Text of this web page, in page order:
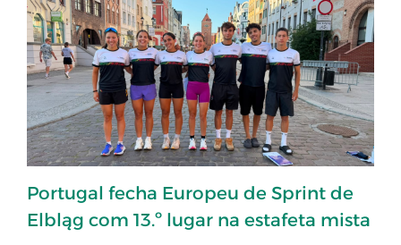
Portugal fecha Europeu de Sprint de
Elbląg com 13.º lugar na estafeta mista